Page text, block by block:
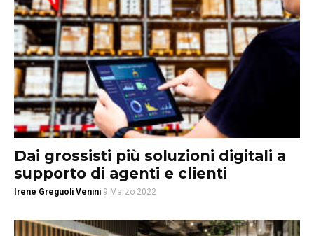
Dai grossisti più soluzioni digitali a
supporto di agenti e clienti
Irene Greguoli Venini 9 Marzo 2022